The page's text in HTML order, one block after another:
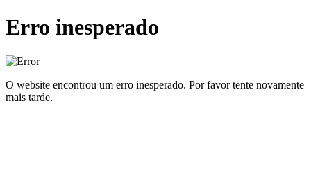
Erro inesperado
O website encontrou um erro inesperado. Por favor tente novamente
mais tarde.